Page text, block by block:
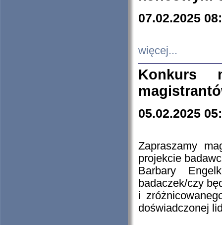
07.02.2025
więcej...
Konkurs
05.02.2025
Zapraszamy
projekcie
Barbary
badaczek/czy
i
doświadczonej